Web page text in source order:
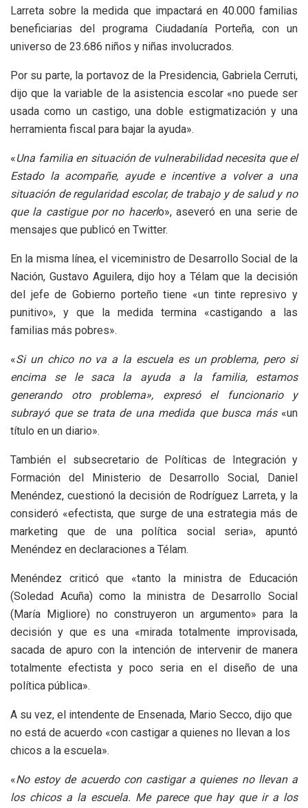
Larreta sobre la medida que impactará en 40.000 familias
beneficiarias del programa Ciudadanía Porteña, con un
universo de 23.686 niños y niñas involucrados.
Por su parte, la portavoz de la Presidencia, Gabriela Cerruti,
dijo que la variable de la asistencia escolar «no puede ser
usada como un castigo, una doble estigmatización y una
herramienta fiscal para bajar la ayuda».
«Una familia en situación de vulnerabilidad necesita que el
Estado la acompañe, ayude e incentive a volver a una
situación de regularidad escolar, de trabajo y de salud y no
que la castigue por no hacerlo», aseveró en una serie de
mensajes que publicó en Twitter.
En la misma línea, el viceministro de Desarrollo Social de la
Nación, Gustavo Aguilera, dijo hoy a Télam que la decisión
del jefe de Gobierno porteño tiene «un tinte represivo y
punitivo», y que la medida termina «castigando a las
familias más pobres».
«Si un chico no va a la escuela es un problema, pero si
encima se le saca la ayuda a la familia, estamos
generando otro problema», expresó el funcionario y
subrayó que se trata de una medida que busca más«un
título en un diario».
También el subsecretario de Políticas de Integración y
Formación del Ministerio de Desarrollo Social, Daniel
Menéndez, cuestionó la decisión de Rodríguez Larreta, y la
consideró «efectista, que surge de una estrategia más de
marketing que de una política social seria», apuntó
Menéndez en declaraciones a Télam.
Menéndez criticó que «tanto la ministra de Educación
(Soledad Acuña) como la ministra de Desarrollo Social
(María Migliore) no construyeron un argumento» para la
decisión y que es una «mirada totalmente improvisada,
sacada de apuro con la intención de intervenir de manera
totalmente efectista y poco seria en el diseño de una
política pública».
A su vez, el intendente de Ensenada, Mario Secco, dijo que
no está de acuerdo «con castigar a quienes no llevan a los
chicos a la escuela».
«No estoy de acuerdo con castigar a quienes no llevan a
los chicos a la escuela. Me parece que hay que ir a los